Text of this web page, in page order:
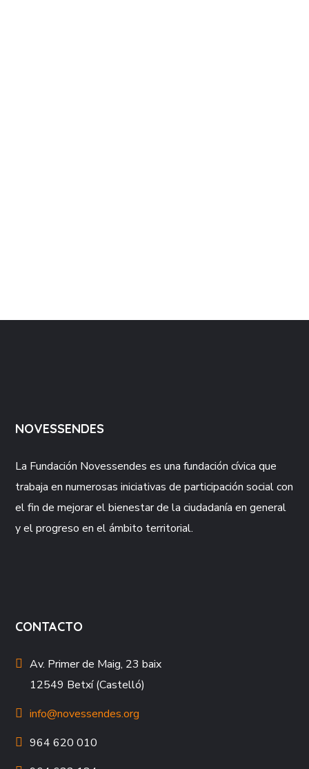
NOVESSENDES
La Fundación Novessendes es una fundación cívica que
trabaja en numerosas iniciativas de participación social con
el fin de mejorar el bienestar de la ciudadanía en general
y el progreso en el ámbito territorial.
CONTACTO
Av. Primer de Maig, 23 baix
12549 Betxí (Castelló)
info@novessendes.org
964 620 010